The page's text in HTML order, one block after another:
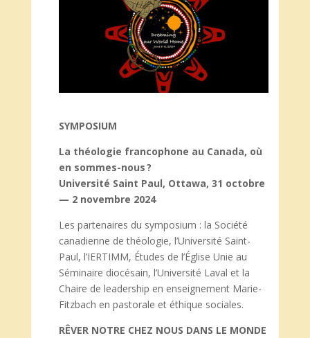
SYMPOSIUM
La théologie francophone au Canada, où
en sommes-nous ?
Université Saint Paul, Ottawa, 31 octobre
— 2 novembre 2024
Les partenaires du symposium : la Société
canadienne de théologie, l’Université Saint-
Paul, l’IERTIMM, Études de l’Église Unie au
Séminaire diocésain, l’Université Laval et la
Chaire de leadership en enseignement Marie-
Fitzbach en pastorale et éthique sociales.
RÊVER NOTRE CHEZ NOUS DANS LE MONDE